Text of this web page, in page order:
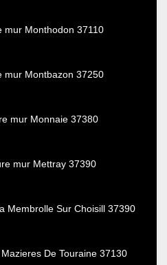
mur Monthodon 37110
mur Montbazon 37250
mur Monnaie 37380
mur Mettray 37390
Membrolle Sur Choisill 37390
De Touraine 37130